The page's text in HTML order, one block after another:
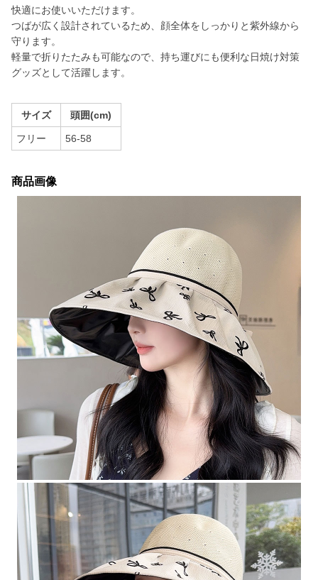
快適にお使いいただけます。
つばが広く設計されているため、顔全体をしっかりと紫外線から
守ります。
軽量で折りたたみも可能なので、持ち運びにも便利な日焼け対策
グッズとして活躍します。
サイズ 頭囲(cm)
フリー 56-58
商品画像